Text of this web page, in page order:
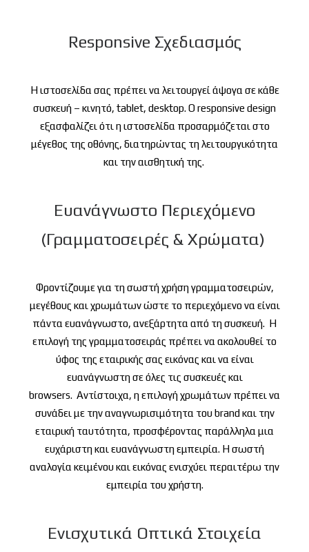
Responsive Σχεδιασμός
Η ιστοσελίδα σας πρέπει να λειτουργεί άψογα σε κάθε
συσκευή – κινητό, tablet, desktop. Ο responsive design
εξασφαλίζει ότι η ιστοσελίδα προσαρμόζεται στο
μέγεθος της οθόνης, διατηρώντας τη λειτουργικότητα
και την αισθητική της.
Ευανάγνωστο Περιεχόμενο
(Γραμματοσειρές & Χρώματα)
Φροντίζουμε για τη σωστή χρήση γραμματοσειρών,
μεγέθους και χρωμάτων ώστε το περιεχόμενο να είναι
πάντα ευανάγνωστο, ανεξάρτητα από τη συσκευή. Η
επιλογή της γραμματοσειράς πρέπει να ακολουθεί το
ύφος της εταιρικής σας εικόνας και να είναι
ευανάγνωστη σε όλες τις συσκευές και
browsers. Αντίστοιχα, η επιλογή χρωμάτων πρέπει να
συνάδει με την αναγνωρισιμότητα του brand και την
εταιρική ταυτότητα, προσφέροντας παράλληλα μια
ευχάριστη και ευανάγνωστη εμπειρία. Η σωστή
αναλογία κειμένου και εικόνας ενισχύει περαιτέρω την
εμπειρία του χρήστη.
Ενισχυτικά Οπτικά Στοιχεία